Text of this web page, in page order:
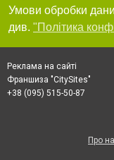
Умови обробки
див. "Політика
Реклама на сайті
Франшиза "CitySites"
+38 (095) 515-50-87
Про